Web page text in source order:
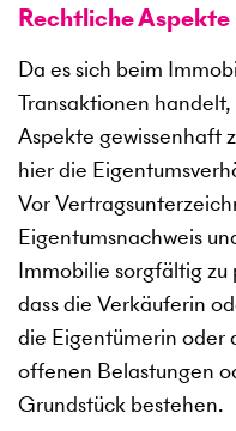
Rechtliche Aspekte
Da es sich beim
Transaktionen
Aspekte gewissenhaft
hier die
Vor
Eigentumsnachweis
Immobilie sorgfältig zu
dass die Verkäuferin
die Eigentümerin oder
offenen Belastungen
Grundstück bestehen.